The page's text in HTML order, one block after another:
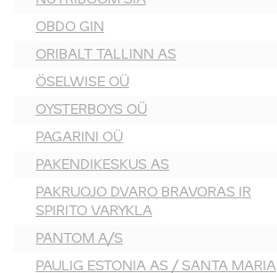
OBDO GIN
ORIBALT TALLINN AS
ÖSELWISE OÜ
OYSTERBOYS OÜ
PAGARINI OÜ
PAKENDIKESKUS AS
PAKRUOJO DVARO BRAVORAS IR
SPIRITO VARYKLA
PANTOM A/S
PAULIG ESTONIA AS / SANTA MARIA